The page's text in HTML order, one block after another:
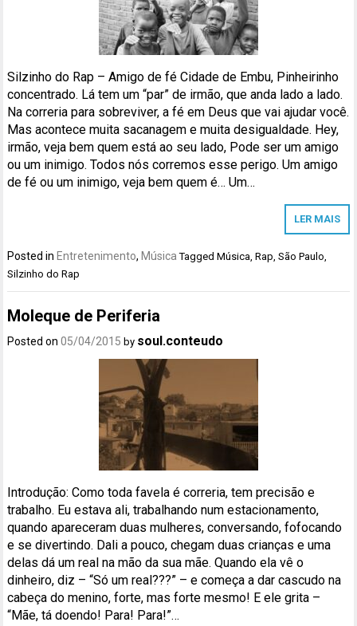
Silzinho do Rap – Amigo de fé Cidade de Embu, Pinheirinho
concentrado. Lá tem um “par” de irmão, que anda lado a lado.
Na correria para sobreviver, a fé em Deus que vai ajudar você.
Mas acontece muita sacanagem e muita desigualdade. Hey,
irmão, veja bem quem está ao seu lado, Pode ser um amigo
ou um inimigo. Todos nós corremos esse perigo. Um amigo
de fé ou um inimigo, veja bem quem é… Um…
LER MAIS
Posted in Entretenimento, Música TaggedMúsica ,Rap ,São Paulo
Silzinho do Rap
Moleque de Periferia
Posted on05/04/2015 by soul.conteudo
Introdução: Como toda favela é correria, tem precisão e
trabalho. Eu estava ali, trabalhando num estacionamento,
quando apareceram duas mulheres, conversando, fofocando
e se divertindo. Dali a pouco, chegam duas crianças e uma
delas dá um real na mão da sua mãe. Quando ela vê o
dinheiro, diz – “Só um real???” – e começa a dar cascudo na
cabeça do menino, forte, mas forte mesmo! E ele grita –
“Mãe, tá doendo! Para! Para!”…